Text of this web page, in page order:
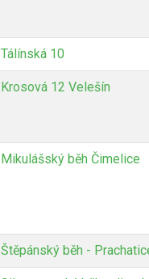
Tálínská 10
Krosová 12 Velešín
Mikulášský běh Čimelice
Štěpánský běh -